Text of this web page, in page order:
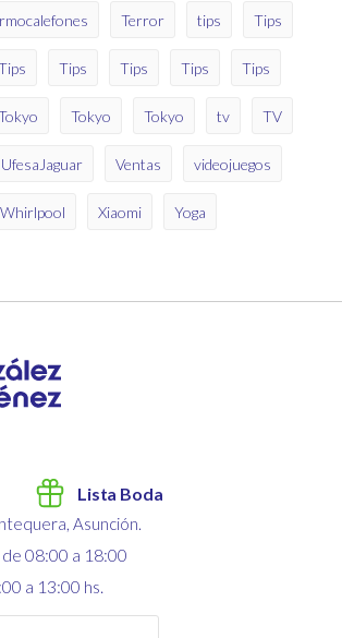
Terror tips Tips
Tips Tips Tips Tips
Tokyo Tokyo tv TV
UfesaJaguar Ventas videojuegos
Whirlpool Xiaomi Yoga
Lista Boda
Asunción.
08:00 a 18:00
a 13:00 hs.